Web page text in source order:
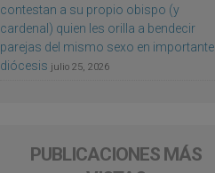
contestan a su propio obispo (y
cardenal) quien les orilla a bendecir
parejas del mismo sexo en importante
diócesis julio 25, 2026
PUBLICACIONES MÁS